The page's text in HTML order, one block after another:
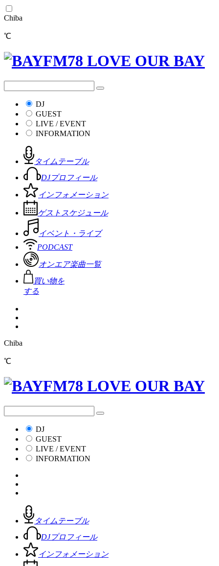
Chiba
℃
DJ
GUEST
LIVE / EVENT
INFORMATION
タイムテーブル
DJプロフィール
インフォメーション
ゲストスケジュール
イベント・ライブ
PODCAST
オンエア楽曲一覧
買い物を
する
Chiba
℃
DJ
GUEST
LIVE / EVENT
INFORMATION
タイムテーブル
DJプロフィール
インフォメーション